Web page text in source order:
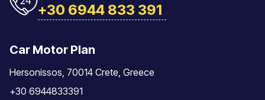
+30 6944 833 391
Car Motor Plan
Hersonissos, 70014 Crete, Greece
+30 6944833391